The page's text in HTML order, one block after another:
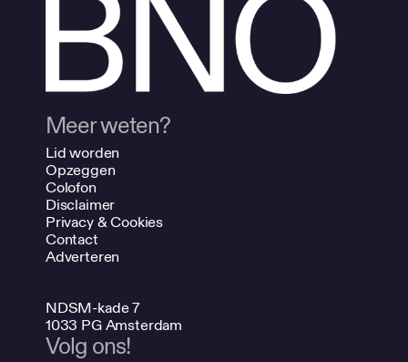
Meer weten?
Lid worden
Opzeggen
Colofon
Disclaimer
Privacy & Cookies
Contact
Adverteren
NDSM-kade 7
1033 PG Amsterdam
Volg ons!